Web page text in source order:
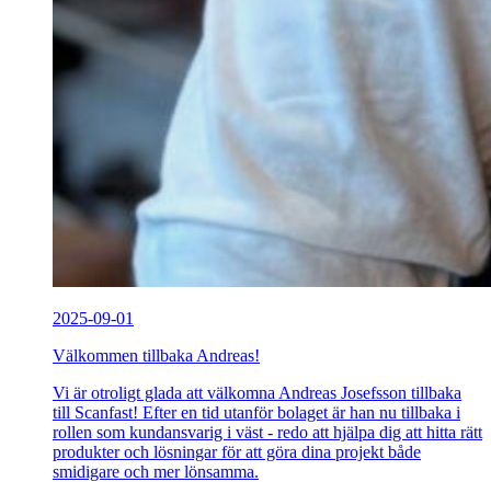
2025-09-01
Välkommen tillbaka Andreas!
Vi är otroligt glada att välkomna Andreas Josefsson tillbaka
till Scanfast! Efter en tid utanför bolaget är han nu tillbaka i
rollen som kundansvarig i väst - redo att hjälpa dig att hitta rätt
produkter och lösningar för att göra dina projekt både
smidigare och mer lönsamma.